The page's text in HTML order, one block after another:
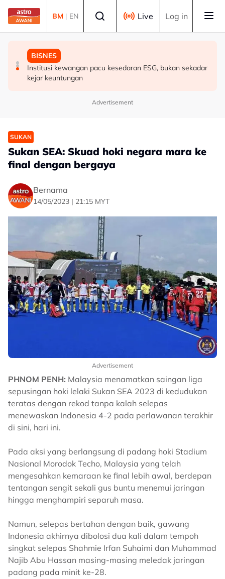
Skip to main content
BM | EN Live Log in
BISNES
Go Auto labur RM1.5 juta perluas fasiliti, sasar
tempahan RM50 juta
DUNIA
Ronaldo, Georgina akhiri penantian hampir sedekad,
bakal disatukan sebagai suami isteri
BISNES
Institusi kewangan pacu kesedaran ESG, bukan sekadar
kejar keuntungan
Advertisement
SUKAN
Sukan SEA: Skuad hoki negara mara ke
final dengan bergaya
Bernama
14/05/2023 | 21:15 MYT
Advertisement
PHNOM PENH: Malaysia menamatkan saingan liga
sepusingan hoki lelaki Sukan SEA 2023 di kedudukan
teratas dengan rekod tanpa kalah selepas
menewaskan Indonesia 4-2 pada perlawanan terakhir
di sini, hari ini.
Pada aksi yang berlangsung di padang hoki Stadium
Nasional Morodok Techo, Malaysia yang telah
mengesahkan kemaraan ke final lebih awal, berdepan
tentangan sengit sekali gus buntu menemui jaringan
hingga menghampiri separuh masa.
Namun, selepas bertahan dengan baik, gawang
Indonesia akhirnya dibolosi dua kali dalam tempoh
singkat selepas Shahmie Irfan Suhaimi dan Muhammad
Najib Abu Hassan masing-masing meledak jaringan
padang pada minit ke-28.